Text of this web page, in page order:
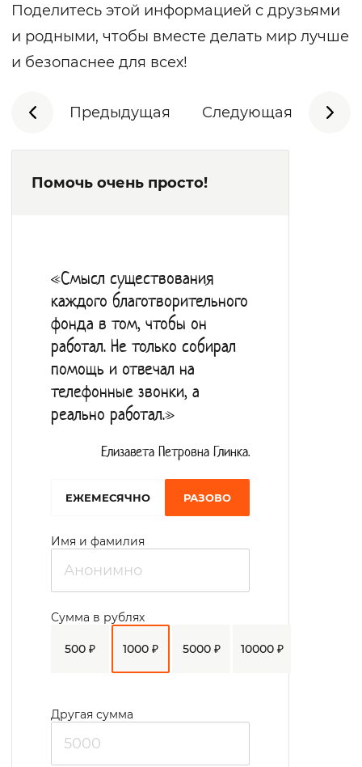
Поделитесь этой информацией с друзьями
и родными, чтобы вместе делать мир лучше
и безопаснее для всех!
Предыдущая Следующая
Помочь очень просто!
«Смысл существования
каждого благотворительного
фонда в том, чтобы он
работал. Не только собирал
помощь и отвечал на
телефонные звонки, а
реально работал.»
Елизавета Петровна Глинка.
EЖЕМЕСЯЧНО РАЗОВО
Имя и фамилия
500 ₽ 1000 ₽ 5000 ₽ 10000 ₽
Сумма в рублях
Другая сумма